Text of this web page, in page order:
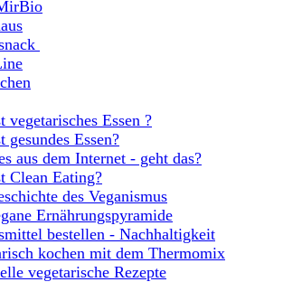
vegetarisches Essen ?
gesundes Essen?
aus dem Internet - geht das?
Clean Eating?
des Veganismus
Ernährungspyramide
bestellen - Nachhaltigkeit
kochen mit dem Thermomix
vegetarische Rezepte